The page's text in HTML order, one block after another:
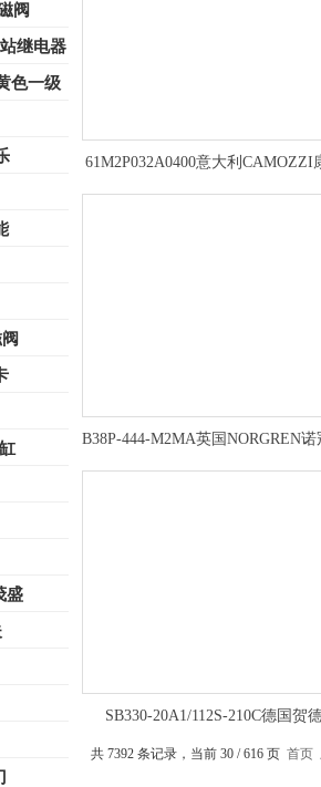
阀
继电器
色一级
盛
61M2P032A0400意大利CAMOZZI
B38P-444-M2MA英国NORGREN
SB330-20A1/112S-210C德国贺
共 7392 条记录，当前 30 / 616 页 首页